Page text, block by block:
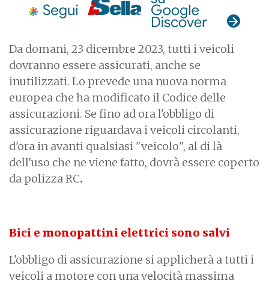
Da domani, 23 dicembre 2023, tutti i veicoli
dovranno essere assicurati, anche se
inutilizzati. Lo prevede una nuova norma
europea che ha modificato il Codice delle
assicurazioni. Se fino ad ora l'obbligo di
assicurazione riguardava i veicoli circolanti,
d'ora in avanti qualsiasi "veicolo", al di là
dell'uso che ne viene fatto, dovrà essere coperto
da polizza RC.
Bici e monopattini elettrici sono salvi
L'obbligo di assicurazione si applicherà a tutti i
veicoli a motore con una velocità massima